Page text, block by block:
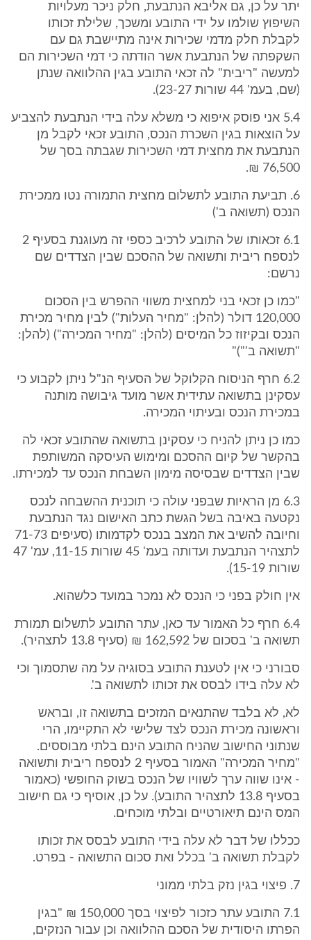
יתר על כן, גם אליבא הנתבעת, חלק ניכר מעלויות
השיפוץ שולמו על ידי התובע ומשכך, שלילת זכותו
לקבלת חלק מדמי שכירות אינה מתיישבת גם עם
השקפתה של הנתבעת אשר הודתה כי דמי השכירות הם
למעשה "ריבית" לה זכאי התובע בגין ההלוואה שנתן
(שם, בעמ' 44 שורות 23-27).
5.4 אני פוסק איפוא כי משלא עלה בידי הנתבעת להצביע
על הוצאות בגין השכרת הנכס, התובע זכאי לקבל מן
הנתבעת את מחצית דמי השכירות שגבתה בסך של
76,500 ₪.
6. תביעת התובע לתשלום מחצית התמורה נטו ממכירת
הנכס (תשואה ב')
6.1 זכאותו של התובע לרכיב כספי זה מעוגנת בסעיף 2
לנספח ריבית ותשואה של ההסכם שבין הצדדים שם
נרשם:
"כמו כן זכאי בני למחצית משווי ההפרש בין הסכום
120,000 דולר (להלן: "מחיר העלות") לבין מחיר מכירת
הנכס ובקיזוז כל המיסים (להלן: "מחיר המכירה") (להלן:
"תשואה ב'")"
6.2 חרף הניסוח הקלוקל של הסעיף הנ"ל ניתן לקבוע כי
עסקינן בתשואה עתידית אשר מועד גיבושה מותנה
במכירת הנכס ובעיתוי המכירה.
כמו כן ניתן להניח כי עסקינן בתשואה שהתובע זכאי לה
בהקשר של קיום ההסכם ומימוש העיסקה המשותפת
שבין הצדדים שבסיסה מימון השבחת הנכס עד למכירתו.
6.3 מן הראיות שבפני עולה כי תוכנית ההשבחה לנכס
נקטעה באיבה בשל הגשת כתב האישום נגד הנתבעת
וחיובה להשיב את המצב בנכס לקדמותו (סעיפים 71-73
לתצהיר הנתבעת ועדותה בעמ' 45 שורות 11-15, עמ' 47
שורות 15-19).
אין חולק בפני כי הנכס לא נמכר במועד כלשהוא.
6.4 חרף כל האמור עד כאן, עתר התובע לתשלום תמורת
תשואה ב' בסכום של 162,592 ₪ (סעיף 13.8 לתצהיר).
סבורני כי אין לטענת התובע בסוגיה על מה שתסמוך וכי
לא עלה בידו לבסס את זכותו לתשואה ב'.
לא, לא בלבד שהתנאים המזכים בתשואה זו, ובראש
וראשונה מכירת הנכס לצד שלישי לא התקיימו, הרי
שנתוני החישוב שהניח התובע הינם בלתי מבוססים.
"מחיר המכירה" האמור בסעיף 2 לנספח ריבית ותשואה
- אינו שווה ערך לשוויו של הנכס בשוק החופשי (כאמור
בסעיף 13.8 לתצהיר התובע). על כן, אוסיף כי גם חישוב
המס הינם תיאורטיים ובלתי מוכחים.
ככללו של דבר לא עלה בידי התובע לבסס את זכותו
לקבלת תשואה ב' בכלל ואת סכום התשואה - בפרט.
7. פיצוי בגין נזק בלתי ממוני
7.1 התובע עתר כזכור לפיצוי בסך 150,000 ₪ "בגין
הפרתו היסודית של הסכם ההלוואה וכן עבור הנזקים,